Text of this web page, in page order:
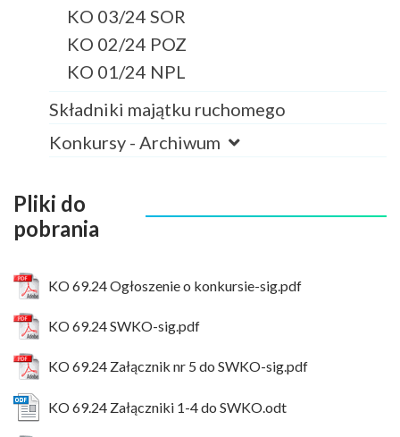
KO 03/24 SOR
KO 02/24 POZ
KO 01/24 NPL
Składniki majątku ruchomego
Konkursy - Archiwum
Pliki do
pobrania
KO 69.24 Ogłoszenie o konkursie-sig.pdf
KO 69.24 SWKO-sig.pdf
KO 69.24 Załącznik nr 5 do SWKO-sig.pdf
KO 69.24 Załączniki 1-4 do SWKO.odt